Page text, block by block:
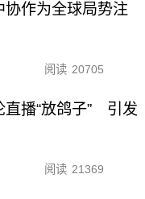
协作为全球局势注
阅读 20705
直播“放鸽子” 引发
阅读 21369